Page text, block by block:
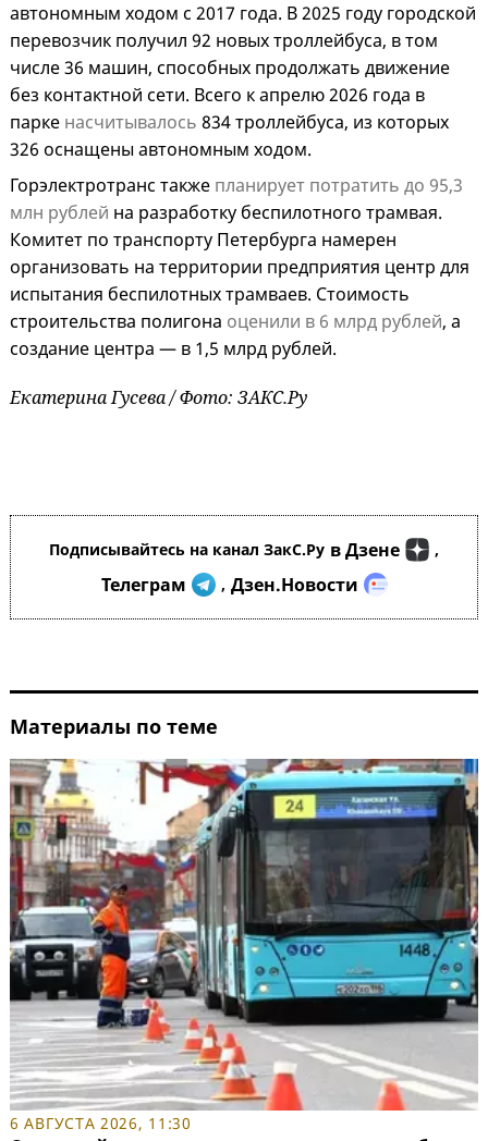
автономным ходом с 2017 года. В 2025 году городской
перевозчик получил 92 новых троллейбуса, в том
числе 36 машин, способных продолжать движение
без контактной сети. Всего к апрелю 2026 года в
парке насчитывалось 834 троллейбуса, из которых
326 оснащены автономным ходом.
Горэлектротранс также планирует потратить до 95,3
млн рублей на разработку беспилотного трамвая.
Комитет по транспорту Петербурга намерен
организовать на территории предприятия центр для
испытания беспилотных трамваев. Стоимость
строительства полигона оценили в 6 млрд рублей, а
создание центра — в 1,5 млрд рублей.
Екатерина Гусева / Фото: ЗАКС.Ру
Подписывайтесь на канал ЗакС.Ру в Дзене ,
Телеграм , Дзен.Новости
Материалы по теме
6 АВГУСТА 2026, 11:30